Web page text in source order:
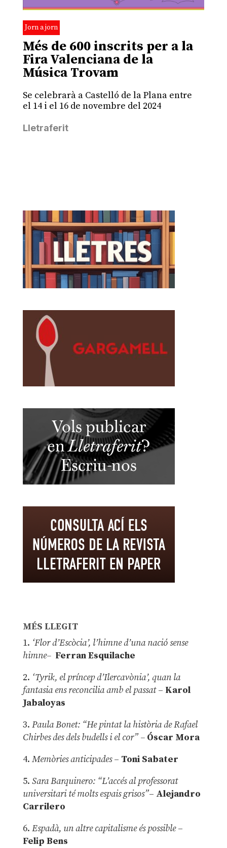
Jorn a jorn
Més de 600 inscrits per a la
Fira Valenciana de la
Música Trovam
Se celebrarà a Castelló de la Plana entre
el 14 i el 16 de novembre del 2024
Lletraferit
MÉS LLEGIT
1. ‘Flor d’Escòcia’, l’himne d’una nació sense
himne– Ferran Esquilache
2. ‘Tyrik, el príncep d’Ilercavònia’, quan la
fantasia ens reconcilia amb el passat– Karol
Jabaloyas
3. Paula Bonet: “He pintat la història de Rafael
Chirbes des dels budells i el cor” –Óscar Mora
4. Memòries anticipades– Toni Sabater
5. Sara Barquinero: “L’accés al professorat
universitari té molts espais grisos”– Alejandro
Carrilero
6. Espadà, un altre capitalisme és possible –
Felip Bens